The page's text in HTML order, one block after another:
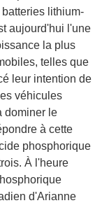
lithium-
aujourd'hui l'une
la plus
telles que
leur intention de
véhicules
dominer le
à cette
phosphorique
À l'heure
d'Arianne